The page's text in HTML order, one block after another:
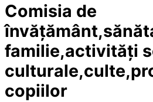
Comisia de
familie,activități
copiilor